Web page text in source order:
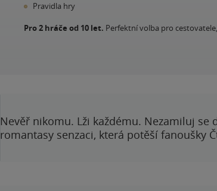
Pravidla hry
Pro 2 hráče od 10 let. Perfektní volba pro
Nevěř nikomu. Lži každému. Nezamiluj
romantasy senzaci, která potěší fanoušky